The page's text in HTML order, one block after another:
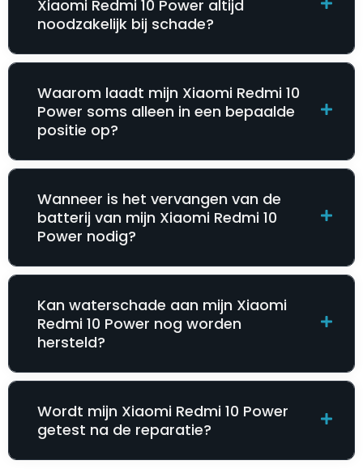
Xiaomi Redmi 10 Power altijd
noodzakelijk bij schade?
Waarom laadt mijn Xiaomi Redmi 10
Power soms alleen in een bepaalde
positie op?
Wanneer is het vervangen van de
batterij van mijn Xiaomi Redmi 10
Power nodig?
Kan waterschade aan mijn Xiaomi
Redmi 10 Power nog worden
hersteld?
Wordt mijn Xiaomi Redmi 10 Power
getest na de reparatie?